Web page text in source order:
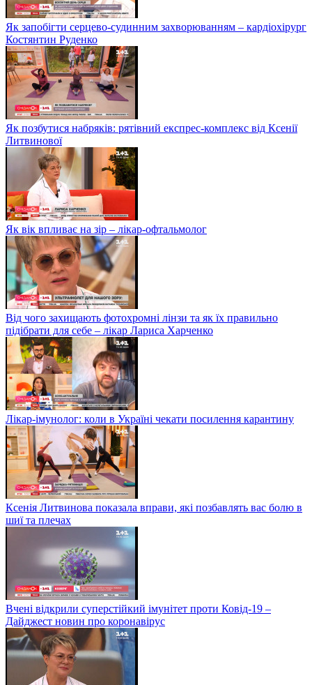
Як запобігти серцево-судинним захворюванням – кардіохірург
Костянтин Руденко
Як позбутися набряків: рятівний експрес-комплекс від Ксенії
Литвинової
Як вік впливає на зір – лікар-офтальмолог
Від чого захищають фотохромні лінзи та як їх правильно
підібрати для себе – лікар Лариса Харченко
Лікар-імунолог: коли в Україні чекати посилення карантину
Ксенія Литвинова показала вправи, які позбавлять вас болю в
шиї та плечах
Вчені відкрили суперстійкий імунітет проти Ковід-19 –
Дайджест новин про коронавірус